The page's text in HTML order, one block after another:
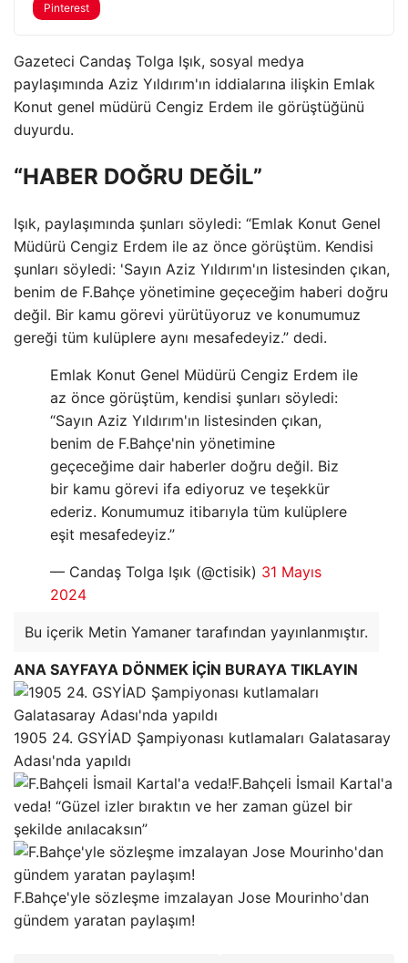
Pinterest
Gazeteci Candaş Tolga Işık, sosyal medya
paylaşımında Aziz Yıldırım'ın iddialarına ilişkin Emlak
Konut genel müdürü Cengiz Erdem ile görüştüğünü
duyurdu.
“HABER DOĞRU DEĞİL”
Işık, paylaşımında şunları söyledi: “Emlak Konut Genel
Müdürü Cengiz Erdem ile az önce görüştüm. Kendisi
şunları söyledi: 'Sayın Aziz Yıldırım'ın listesinden çıkan,
benim de F.Bahçe yönetimine geçeceğim haberi doğru
değil. Bir kamu görevi yürütüyoruz ve konumumuz
gereği tüm kulüplere aynı mesafedeyiz.” dedi.
Emlak Konut Genel Müdürü Cengiz Erdem ile
az önce görüştüm, kendisi şunları söyledi:
“Sayın Aziz Yıldırım'ın listesinden çıkan,
benim de F.Bahçe'nin yönetimine
geçeceğime dair haberler doğru değil. Biz
bir kamu görevi ifa ediyoruz ve teşekkür
ederiz. Konumumuz itibarıyla tüm kulüplere
eşit mesafedeyiz.”
— Candaş Tolga Işık (@ctisik) 31 Mayıs
2024
Bu içerik Metin Yamaner tarafından yayınlanmıştır.
ANA SAYFAYA DÖNMEK İÇİN BURAYA TIKLAYIN
1905 24. GSYİAD Şampiyonası kutlamaları Galatasaray
Adası'nda yapıldı
F.Bahçeli İsmail Kartal'a
veda! “Güzel izler bıraktın ve her zaman güzel bir
şekilde anılacaksın”
F.Bahçe'yle sözleşme imzalayan Jose Mourinho'dan
gündem yaratan paylaşım!